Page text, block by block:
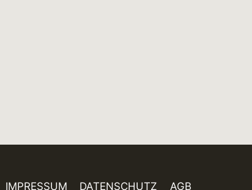
IMPRESSUM DATENSCHUTZ AGB